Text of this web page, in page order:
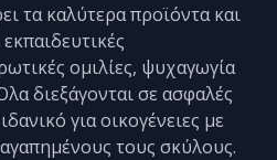
τα καλύτερα προϊόντα και
ομιλίες, ψυχαγωγία
διεξάγονται σε ασφαλές
για οικογένειες με
τους σκύλους.